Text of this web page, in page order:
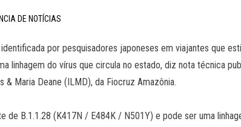
DE NOTÍCIAS
por pesquisadores japoneses em viajantes que
linhagem do vírus que circula no estado, diz nota técnica
Maria Deane (ILMD), da Fiocruz Amazônia.
de B.1.1.28 (K417N / E484K / N501Y) e pode ser uma